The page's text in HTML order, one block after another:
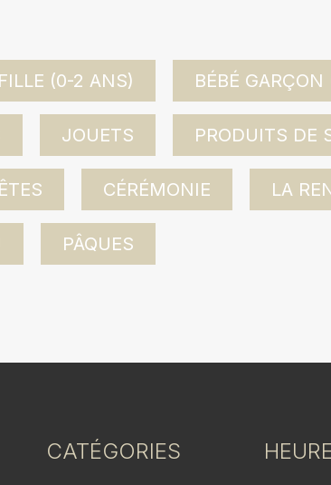
(0-2 ANS) BÉBÉ
JOUETS PRODUITS DE
CÉRÉMONIE LA
PÂQUES
CATÉGORIES